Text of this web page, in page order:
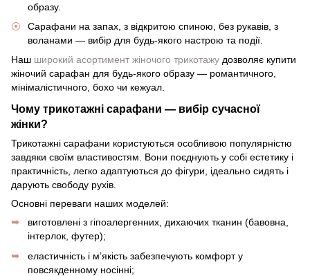
образу.
Сарафани на запах, з відкритою спиною, без рукавів, з
воланами — вибір для будь-якого настрою та події.
Наш широкий асортимент жіночого трикотажу дозволяє купити
жіночий сарафан для будь-якого образу — романтичного,
мінімалістичного, бохо чи кежуал.
Чому трикотажні сарафани — вибір сучасної
жінки?
Трикотажні сарафани користуються особливою популярністю
завдяки своїм властивостям. Вони поєднують у собі естетику і
практичність, легко адаптуються до фігури, ідеально сидять і
дарують свободу рухів.
Основні переваги наших моделей:
виготовлені з гіпоалергенних, дихаючих тканин (бавовна,
інтерлок, футер);
еластичність і м’якість забезпечують комфорт у
повсякденному носінні;